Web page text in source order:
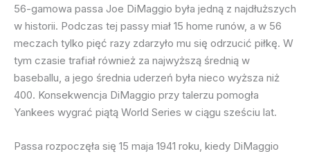
56-gamowa passa Joe DiMaggio była jedną z najdłuższych
w historii. Podczas tej passy miał 15 home runów, a w 56
meczach tylko pięć razy zdarzyło mu się odrzucić piłkę. W
tym czasie trafiał również za najwyższą średnią w
baseballu, a jego średnia uderzeń była nieco wyższa niż
400. Konsekwencja DiMaggio przy talerzu pomogła
Yankees wygrać piątą World Series w ciągu sześciu lat.
Passa rozpoczęła się 15 maja 1941 roku, kiedy DiMaggio